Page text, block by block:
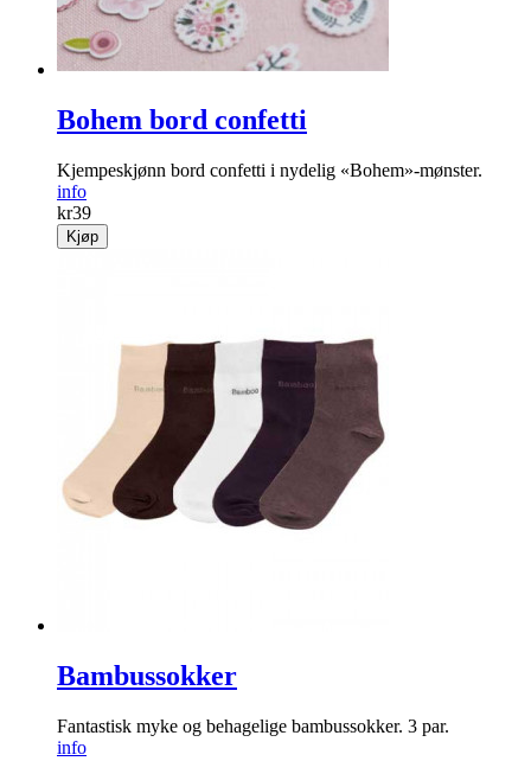
Bohem bord confetti
Kjempeskjønn bord confetti i nydelig «Bohem»-mønster.
info
kr39
Kjøp
Bambussokker
Fantastisk myke og behagelige bambussokker. 3 par.
info